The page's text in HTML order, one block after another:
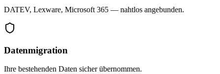
DATEV, Lexware, Microsoft 365 — nahtlos angebunden.
Datenmigration
Ihre bestehenden Daten sicher übernommen.